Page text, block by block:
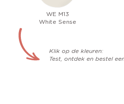
WE M13
White Sense
Klik op de kleuren:
Test, ontdek en bestel